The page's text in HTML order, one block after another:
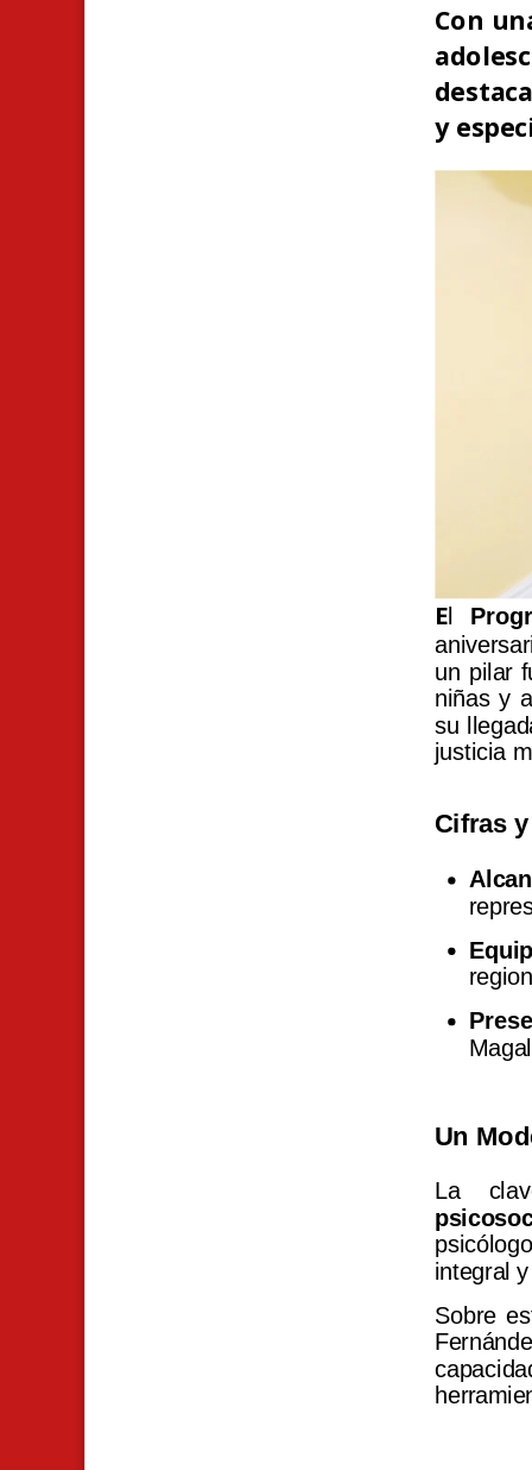
Con
y
El
un pilar
niñas y
su
justicia
Cifras
Un
La
integral
Sobre